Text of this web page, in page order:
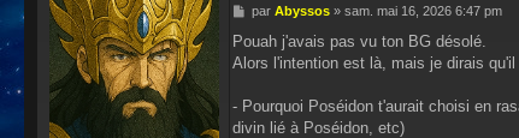
M
s
s
g
par Abyssos» sam. mai 16, 2026 6:47 pm
Pouah j'avais pas vu ton BG désolé.
Alors l'intention est là, mais je dirais
- Pourquoi Poséidon t'aurait choisi en
divin lié à Poséidon, etc)